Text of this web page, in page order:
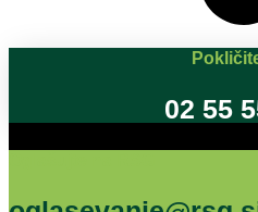
02 55